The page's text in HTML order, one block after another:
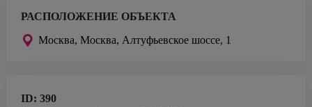
РАСПОЛОЖЕНИЕ ОБЪЕКТА
Москва, Москва, Алтуфьевское шоссе, 1
ID: 390